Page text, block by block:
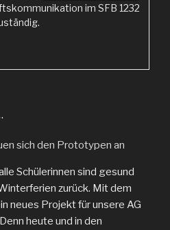
im SFB 1232
Schülerinnen sind gesund
zurück. Mit dem
neues Projekt für unsere AG
heute und in den